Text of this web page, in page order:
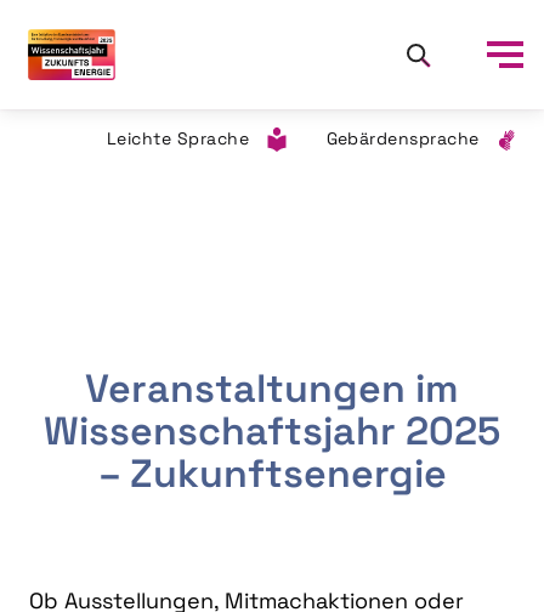
Leichte Sprache Gebärdensprache
Veranstaltungen im
Wissenschaftsjahr 2025
– Zukunftsenergie
Ob Ausstellungen, Mitmachaktionen oder